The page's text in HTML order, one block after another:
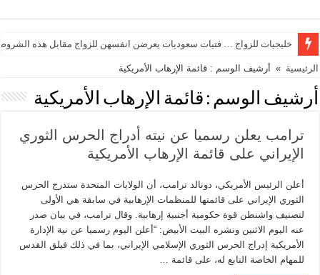
خليجيات للزواج … فتيات سعوديات يعرضن انفسهن للزواج مقابل هذه
الرئيسية » أرشيف الوسم : قائمة الإرهاب الأمريكية
أرشيف الوسم : قائمة الإرهاب الأمريكية
ترامب يعلن رسميا عن نيته أدراج الحرس الثوري
الإيراني على قائمة الإرهاب الأمريكية
أعلن الرئيس الأمريكي، دونالد ترامب، أن الولايات المتحدة ستدرج الحرس
الثوري الإيراني على قائمتها للمنظمات الإرهابية في سابقة هي الأولى
لتصنيف واشنطن قوة حكومية أجنبية إرهابية. وقال ترامب، في بيان صدر
عنه اليوم الاثنين ونشره البيت الأبيض: “أعلن اليوم رسميا عن نية الإدارة
الأمريكية إدراج الحرس الثوري الإسلامي الإيراني، بما في ذلك فيلق القدس
للمهام الخاصة التابع له، على قائمة …